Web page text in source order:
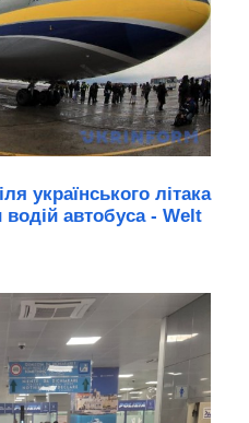
українського літака
водій автобуса - Welt